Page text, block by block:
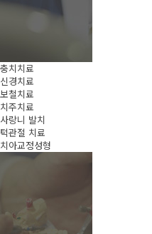
충치치료
신경치료
보철치료
치주치료
사랑니 발치
턱관절 치료
치아교정성형